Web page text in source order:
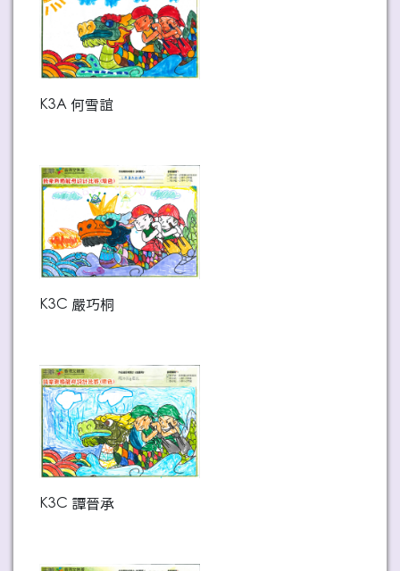
K3A 何雪誼
K3C 嚴巧桐
K3C 譚晉承